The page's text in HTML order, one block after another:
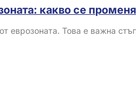
какво се променя
еврозоната. Това е важна